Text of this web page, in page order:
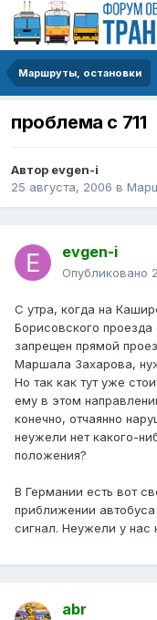
Маршруты, остановки
проблема с 711
Автор evgen-i
25 августа, 2006 в
evgen-i
Опубликовано
С утра, когда на
Борисовского
запрещен прямой
Маршала Захарова,
Но так как тут уже
ему в этом
конечно, отчаянно
неужели нет какого-
положения?
В Германии есть вот
приближении
сигнал. Неужели у нас
abr